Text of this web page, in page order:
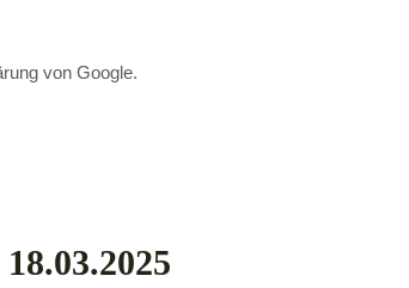
von Google.